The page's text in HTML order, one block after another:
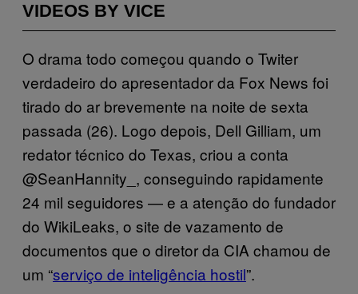
VIDEOS BY VICE
O drama todo começou quando o Twiter
verdadeiro do apresentador da Fox News foi
tirado do ar brevemente na noite de sexta
passada (26). Logo depois, Dell Gilliam, um
redator técnico do Texas, criou a conta
@SeanHannity_, conseguindo rapidamente
24 mil seguidores — e a atenção do fundador
do WikiLeaks, o site de vazamento de
documentos que o diretor da CIA chamou de
um “serviço de inteligência hostil”.